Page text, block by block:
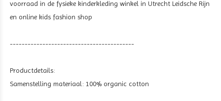
voorraad in de fysieke kinderkleding winkel in Utrecht Leidsche Rijn
en online kids fashion shop
------------------------------------------
Productdetails:
Samenstelling materiaal: 100% organic cotton